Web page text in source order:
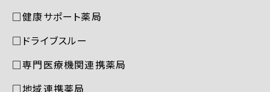
□健康サポート薬局
□ドライブスルー
□専門医療機関連携薬局
□地域連携薬局